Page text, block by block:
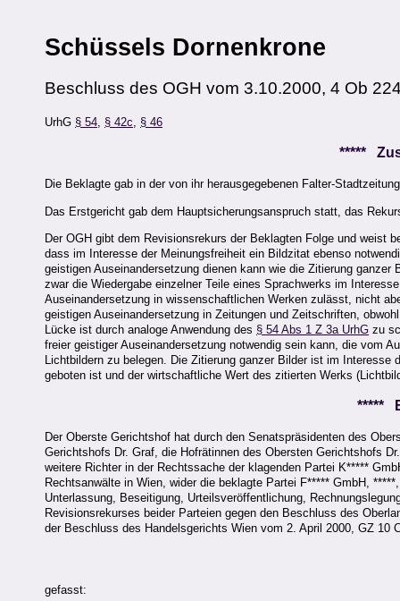
Schüssels Dornenkrone
Beschluss des OGH vom 3.10.2000, 4 Ob
UrhG § 54, § 42c, § 46
*****
Die Beklagte gab in der von ihr herausgegebenen Falter-
Das Erstgericht gab dem Hauptsicherungsanspruch statt, das
Der OGH gibt dem Revisionsrekurs der Beklagten Folge und weist
dass im Interesse der Meinungsfreiheit ein Bildzitat ebenso
geistigen Auseinandersetzung dienen kann wie die Zitierung
zwar die Wiedergabe einzelner Teile eines Sprachwerks im
Auseinandersetzung in wissenschaftlichen Werken zulässt, nicht
geistigen Auseinandersetzung in Zeitungen und Zeitschriften,
Lücke ist durch analoge Anwendung des § 54 Abs 1 Z 3a UrhG zu
freier geistiger Auseinandersetzung notwendig sein kann, die vom
Lichtbildern zu belegen. Die Zitierung ganzer Bilder ist im
geboten ist und der wirtschaftliche Wert des zitierten Werks
*****
Der Oberste Gerichtshof hat durch den Senatspräsidenten des
Gerichtshofs Dr. Graf, die Hofrätinnen des Obersten Gerichtshofs
weitere Richter in der Rechtssache der klagenden Partei K*****
Rechtsanwälte in Wien, wider die beklagte Partei F***** GmbH,
Unterlassung, Beseitigung, Urteilsveröffentlichung,
Revisionsrekurses beider Parteien gegen den Beschluss des
der Beschluss des Handelsgerichts Wien vom 2. April 2000, GZ 10
gefasst: